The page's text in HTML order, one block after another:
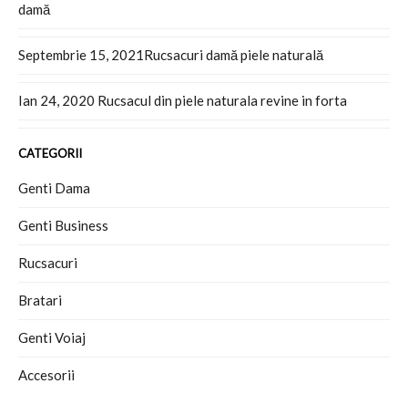
damă
Septembrie 15, 2021​Rucsacuri damă piele naturală
Ian 24, 2020 Rucsacul din piele naturala revine in forta
CATEGORII
Genti Dama
Genti Business
Rucsacuri
Bratari
Genti Voiaj
Accesorii